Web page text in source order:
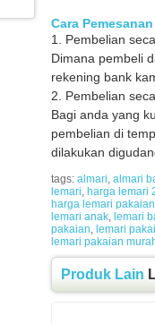
Cara
1. Pembelian
Dimana pembeli
rekening bank
2. Pembelian
Bagi anda yang
pembelian di
dilakukan
tags: almari, almari
lemari, harga lemari
harga lemari
lemari anak, lemari
pakaian, lemari
lemari pakaian
Produk Lain